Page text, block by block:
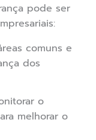
pode ser
comuns e
dos
o
melhorar o